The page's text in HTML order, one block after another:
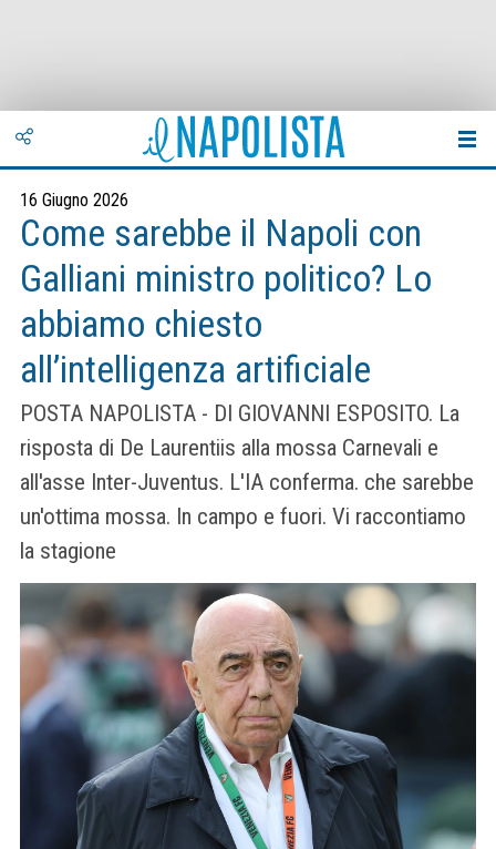
16 Giugno 2026
Come sarebbe il Napoli con
Galliani ministro politico? Lo
abbiamo chiesto
all’intelligenza artificiale
POSTA NAPOLISTA - DI GIOVANNI ESPOSITO. La
risposta di De Laurentiis alla mossa Carnevali e
all'asse Inter-Juventus. L'IA conferma. che sarebbe
un'ottima mossa. In campo e fuori. Vi raccontiamo
la stagione